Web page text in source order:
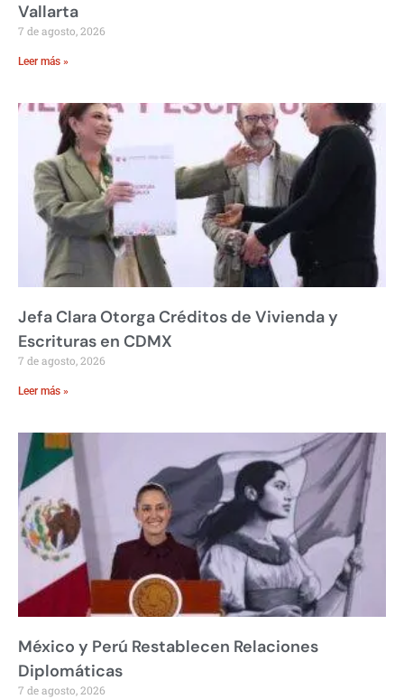
Vallarta
7 de agosto, 2026
Leer más »
Jefa Clara Otorga Créditos de Vivienda y
Escrituras en CDMX
7 de agosto, 2026
Leer más »
México y Perú Restablecen Relaciones
Diplomáticas
7 de agosto, 2026